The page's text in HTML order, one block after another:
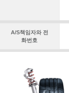
A/S책임자와 전
화번호